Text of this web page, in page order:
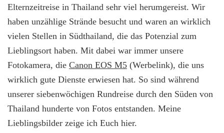
unsere
zum
Fotografieren
in
Elternzeitreise in Thailand sehr viel herumgereist. Wir
haben unzählige Strände besucht und waren an wirklich
vielen Stellen in Südthailand, die das Potenzial zum
Lieblingsort haben. Mit dabei war immer unsere
Fotokamera, die Canon EOS M5 (Werbelink), die uns
wirklich gute Dienste erwiesen hat. So sind während
unserer siebenwöchigen Rundreise durch den Süden von
Thailand hunderte von Fotos entstanden. Meine
Lieblingsbilder zeige ich Euch hier.